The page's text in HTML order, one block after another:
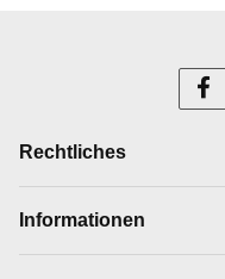
Rechtliches
Informationen